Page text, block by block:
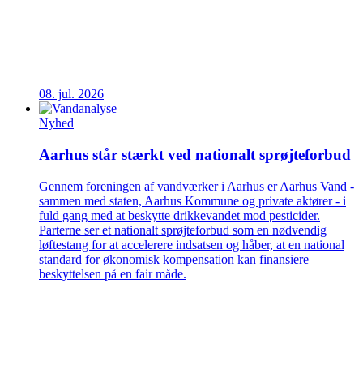
08. jul. 2026
Nyhed
Aarhus står stærkt ved nationalt sprøjteforbud
Gennem foreningen af vandværker i Aarhus er Aarhus Vand -
sammen med staten, Aarhus Kommune og private aktører - i
fuld gang med at beskytte drikkevandet mod pesticider.
Parterne ser et nationalt sprøjteforbud som en nødvendig
løftestang for at accelerere indsatsen og håber, at en national
standard for økonomisk kompensation kan finansiere
beskyttelsen på en fair måde.